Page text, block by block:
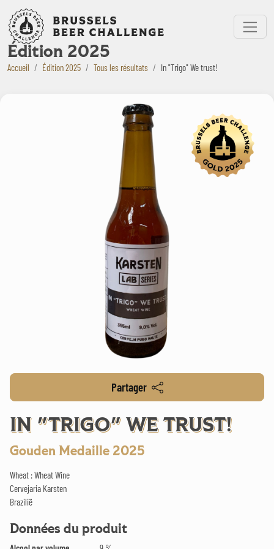
Bruxelles Beer Challenge
Menu
Édition 2025
Accueil Édition 2025 Tous les résultats In "Trigo" We trust!
Partager
IN "TRIGO" WE TRUST!
Gouden Medaille 2025
Wheat : Wheat Wine
Cervejaria Karsten
Brazilië
Données du produit